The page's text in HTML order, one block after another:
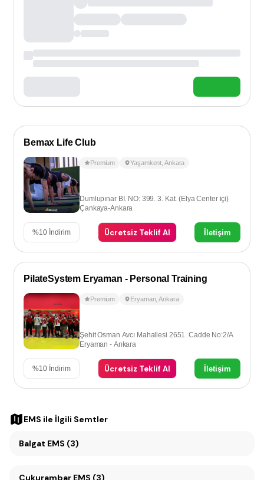
Bemax Life Club
Premium Yaşamkent ,Ankara
Dumlupınar BI. NO: 399. 3. Kat. (Elya Center içi)
Çankaya-Ankara
%10 İndirim Ücretsiz Teklif Al İletişim
PilateSystem Eryaman - Personal Training
Premium Eryaman,Ankara
Şehit Osman Avcı Mahallesi 2651. Cadde No:2/A
Eryaman - Ankara
%10 İndirim Ücretsiz Teklif Al İletişim
EMS ile İlgili Semtler
Balgat EMS (3)
Çukurambar EMS (3)